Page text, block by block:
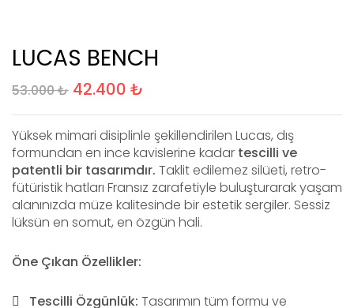
LUCAS BENCH
53.000₺ 42.400 ₺
Yüksek mimari disiplinle şekillendirilen Lucas, dış
formundan en ince kavislerine kadar tescilli ve
patentli bir tasarımdır. Taklit edilemez silüeti, retro-
fütüristik hatları Fransız zarafetiyle buluşturarak yaşam
alanınızda müze kalitesinde bir estetik sergiler. Sessiz
lüksün en somut, en özgün hali.
Öne Çıkan Özellikler:
Tescilli Özgünlük: Tasarımın tüm formu ve